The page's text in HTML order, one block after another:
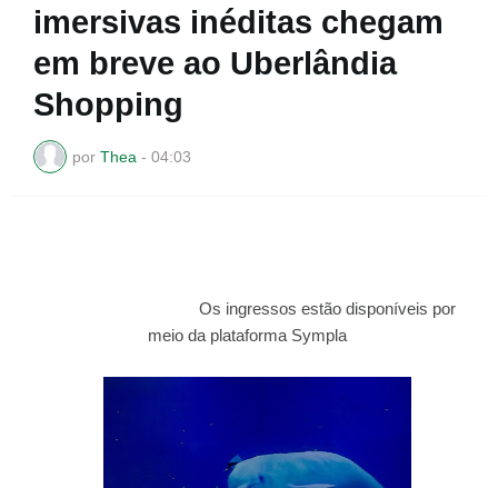
imersivas inéditas chegam
em breve ao Uberlândia
Shopping
por Thea - 04:03
Os ingressos estão disponíveis por
meio da plataforma Sympla